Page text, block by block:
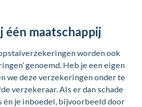
één maatschappij
worden ook
genoemd. Heb je een eigen
we deze verzekeringen onder te
verzekeraar. Als er dan schade
én je inboedel, bijvoorbeeld door